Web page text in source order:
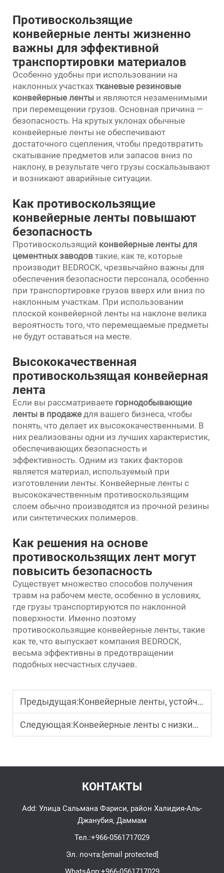
Противоскользящие
конвейерные ленты жизненно
важны для эффективной
транспортировки материалов
Особенно удобны при использовании на
наклонных участках тканевые резиновые
конвейерные ленты и являются незаменимыми
при перемещении грузов. Основная причина —
безопасность. На крутых уклонах обычные
конвейерные ленты не обеспечивают
достаточного сцепления, чтобы предотвратить
скатывание предметов или запасов вниз по
наклону, в результате чего грузы соскальзывают
и возникают аварийные ситуации.
Как противоскользящие
конвейерные ленты повышают
безопасность
Противоскользящий конвейерные ленты для
цементных заводов такие, как те, которые
производит BEDROCK, чрезвычайно важны для
обеспечения безопасности персонала, особенно
при транспортировке грузов вверх или вниз по
наклонным участкам. При использовании
плоской конвейерной ленты на наклоне велика
вероятность того, что перемещаемые предметы
не будут оставаться на месте.
Высококачественная
противоскользящая конвейерная
лента
Если вы рассматриваете горнодобывающие
ленты в продаже для вашего бизнеса, чтобы
понять, что делает их высококачественными. В
них реализованы одни из лучших характеристик,
обеспечивающих безопасность и
эффективность. Одним из таких факторов
является материал, используемый при
изготовлении ленты. Конвейерные ленты с
высококачественным противоскользящим
слоем обычно производятся из прочной резины
или синтетических полимеров.
Как решения на основе
противоскользящих лент могут
повысить безопасность
Существует множество способов получения
травм на рабочем месте, особенно в условиях,
где грузы транспортируются по наклонной
поверхности. Именно поэтому
противоскользящие конвейерные ленты, такие
как те, что выпускает компания BEDROCK,
весьма эффективны в предотвращении
подобных несчастных случаев.
Предыдущая:Конвейерные ленты, устойчивые к разрывам: ключ к долговечности в тяжелых эксплуатационных условиях
Следующая:Конвейерные ленты с низким удлинением: стабильность и точность при транспортировке материалов
КОНТАКТЫ
Add: Улица Сальмана Фариси, район Халидия-Аль-
Джанубия, Даммам
Тел.:+966-0561717029
Эл. почта:[email protected]